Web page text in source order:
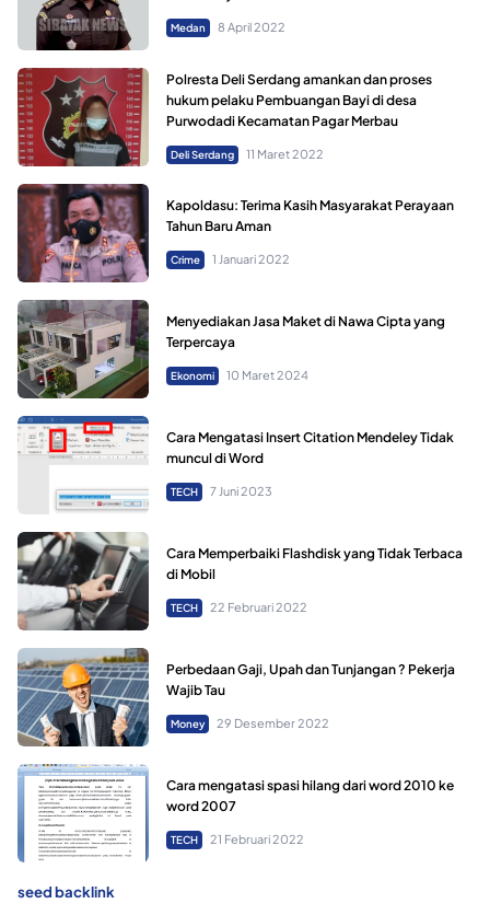
Medan 8 April 2022
Polresta Deli Serdang amankan dan proses
hukum pelaku Pembuangan Bayi di desa
Purwodadi Kecamatan Pagar Merbau
Deli Serdang 11 Maret 2022
Kapoldasu: Terima Kasih Masyarakat Perayaan
Tahun Baru Aman
Crime 1 Januari 2022
Menyediakan Jasa Maket di Nawa Cipta yang
Terpercaya
Ekonomi 10 Maret 2024
Cara Mengatasi Insert Citation Mendeley Tidak
muncul di Word
TECH 7 Juni 2023
Cara Memperbaiki Flashdisk yang Tidak Terbaca
di Mobil
TECH 22 Februari 2022
Perbedaan Gaji, Upah dan Tunjangan ? Pekerja
Wajib Tau
Money 29 Desember 2022
Cara mengatasi spasi hilang dari word 2010 ke
word 2007
TECH 21 Februari 2022
seed backlink